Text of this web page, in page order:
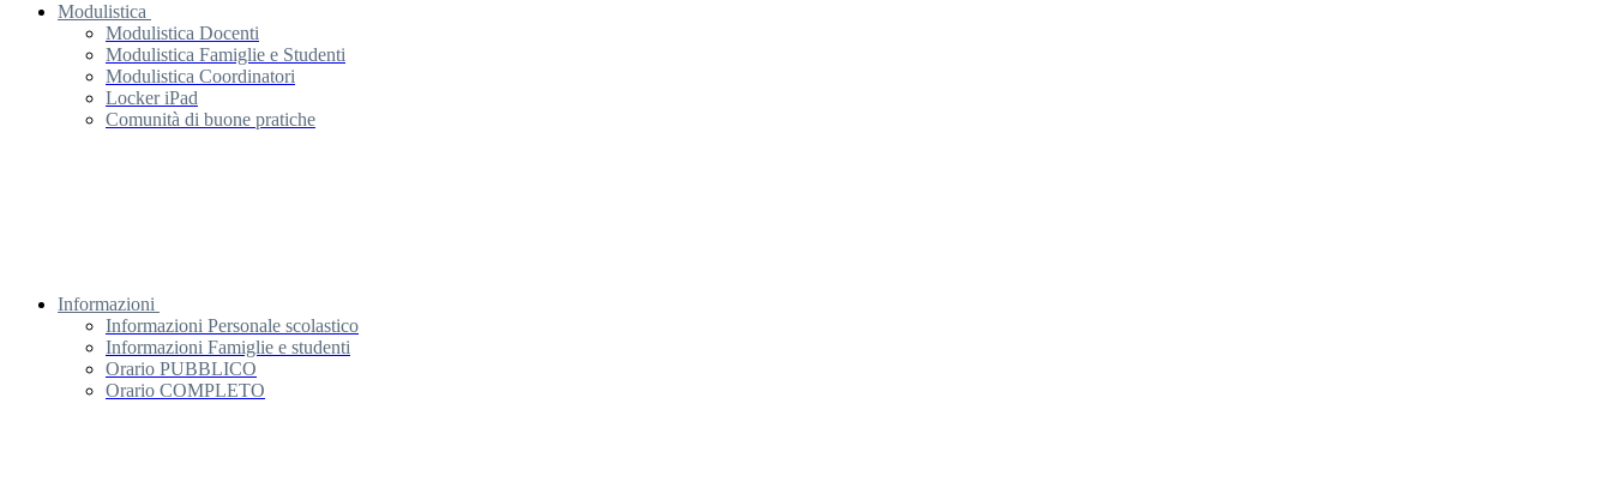
Modulistica
Modulistica Docenti
Modulistica Famiglie e Studenti
Modulistica Coordinatori
Locker iPad
Comunità di buone pratiche
Informazioni
Informazioni Personale scolastico
Informazioni Famiglie e studenti
Orario PUBBLICO
Orario COMPLETO